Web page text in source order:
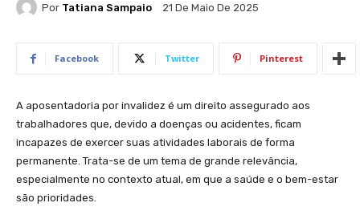
Por Tatiana Sampaio 21 De Maio De 2025
Facebook Twitter Pinterest
A aposentadoria ​por invalidez é ​um direito assegurado⁢ aos
trabalhadores ⁣que, devido a doenças ou acidentes, ficam
incapazes ‍de exercer ​suas atividades laborais de forma
permanente. Trata-se de um tema de grande relevância,
especialmente no⁣ contexto atual, ‌em que a saúde e⁣ o bem-estar
são​ prioridades.